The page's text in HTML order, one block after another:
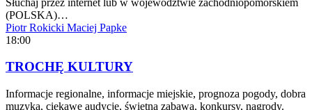
(POLSKA)…
Piotr Rokicki Maciej Papke
18:00
TROCHĘ KULTURY
Informacje regionalne, informacje miejskie, prognoza pogody, dobra
muzyka, ciekawe audycje, świetna zabawa, konkursy, nagrody.